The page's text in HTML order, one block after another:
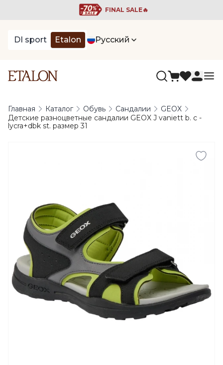
FINAL SALE🔥
DI sport Etalon Русский
Главная Каталог Обувь Сандалии
GEOX
Детские разноцветные сандалии GEOX J vaniett b. c -
lycra+dbk st. размер 31